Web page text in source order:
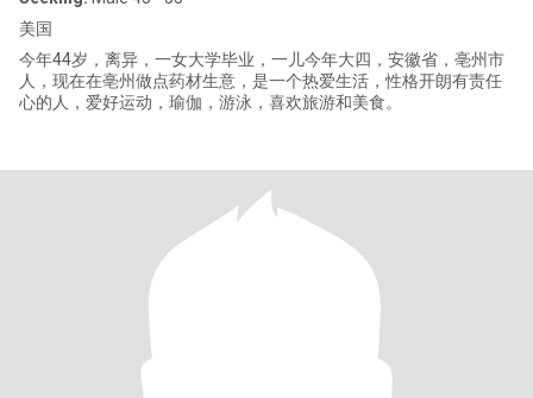
美国
今年44岁，离异，一女大学毕业，一儿今年大四，安徽省，亳州市
人，现在在亳州做点药材生意，是一个热爱生活，性格开朗有责任
心的人，爱好运动，瑜伽，游泳，喜欢旅游和美食。